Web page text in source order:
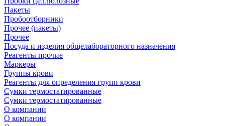
Пакеты
Пробоотборники
Прочее (пакеты)
Прочее
Посуда и изделия общелабораторного назначения
Реагенты прочие
Маркеры
Группы крови
Реагенты для определения групп крови
Сумки термостатированные
Сумки термостатированные
О компании
О компании